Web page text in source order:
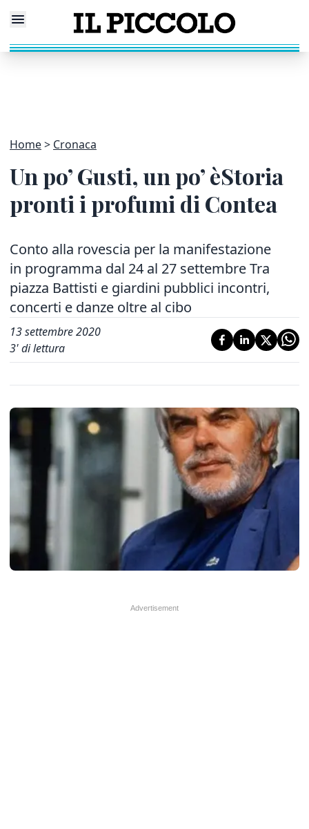
Home Cronaca
Un po’ Gusti, un po’ èStoria
pronti i profumi di Contea
Conto alla rovescia per la manifestazione
in programma dal 24 al 27 settembre Tra
piazza Battisti e giardini pubblici incontri,
concerti e danze oltre al cibo
13 settembre 2020
3' di lettura